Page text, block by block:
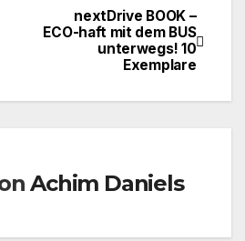
nextDrive BOOK –
ECO-haft mit dem BUS
unterwegs! 10
Exemplare
Achim Daniels